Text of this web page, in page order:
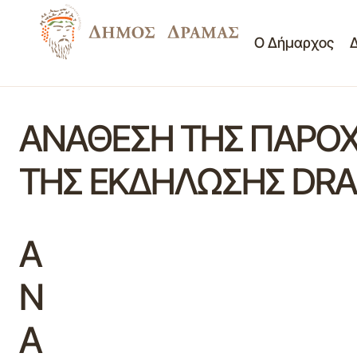
Ο Δήμαρχος
ΑΝΑΘΕΣΗ ΤΗΣ
ΤΗΣ ΕΚΔΗΛΩΣΗΣ
Α
Ν
Α